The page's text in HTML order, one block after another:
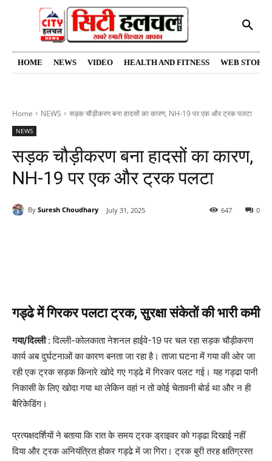
HOME NEWS VIDEO HEALTH AND FITNESS WEB
Home NEWS सड़क चौड़ीकरण बना हादसों का कारण, NH-19 पर एक और ट्रक पलटा
NEWS
सड़क चौड़ीकरण बना हादसों का कारण,
NH-19 पर एक और ट्रक पलटा
By Suresh Choudhary July 31, 2025 0
647
गड्ढे में गिरकर पलटा ट्रक, सुरक्षा संकेतों की भारी कमी
गया/दिल्ली: दिल्ली-कोलकाता नेशनल हाईवे-19 पर चल रहा सड़क चौड़ीकरण
कार्य अब दुर्घटनाओं का कारण बनता जा रहा है। ताजा घटना में गया की ओर जा
रही एक ट्रक सड़क किनारे खोदे गए गड्ढे में गिरकर पलट गई। यह गड्ढा पानी
निकासी के लिए खोदा गया था लेकिन वहां न तो कोई चेतावनी बोर्ड था और न ही
बैरिकेडिंग।
प्रत्यक्षदर्शियों ने बताया कि रात के समय ट्रक ड्राइवर को गड्ढा दिखाई नहीं
दिया और ट्रक अनियंत्रित होकर गड्ढे में जा गिरा। ट्रक बुरी तरह क्षतिग्रस्त